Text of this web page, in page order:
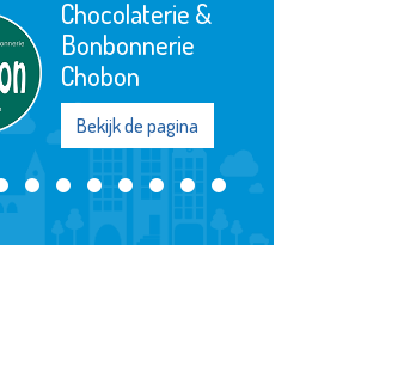
Chocolaterie &
Bonbonnerie
Chobon
Bekijk de pagina